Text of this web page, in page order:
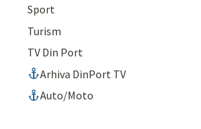
Sport
Turism
TV Din Port
Arhiva DinPort TV
Auto/Moto